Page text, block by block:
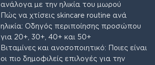
ανάλογα με την ηλικία του μωρού
Πώς να χτίσεις skincare routine ανά
ηλικία: Οδηγός περιποίησης προσώπου
για 20+, 30+, 40+ και 50+
Βιταμίνες και ανοσοποιητικό: Ποιες είναι
οι πιο δημοφιλείς επιλογές για την